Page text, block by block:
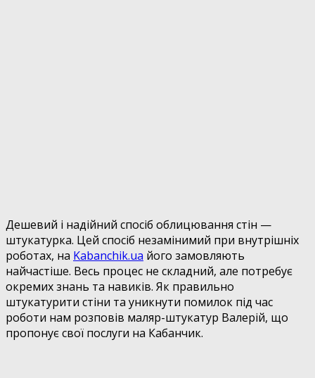
Дешевий і надійний спосіб облицювання стін —
штукатурка. Цей спосіб незамінимий при внутрішніх
роботах, на Kabanchik.ua його замовляють
найчастіше. Весь процес не складний, але потребує
окремих знань та навиків. Як правильно
штукатурити стіни та уникнути помилок під час
роботи нам розповів маляр-штукатур Валерій, що
пропонує свої послуги на Кабанчик.